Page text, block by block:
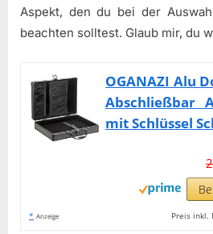
Aspekt, den du bei der
beachten solltest. Glaub mir, du
OGANAZI Alu
Abschließbar
mit Schlüssel
* Anzeige Preis inkl.